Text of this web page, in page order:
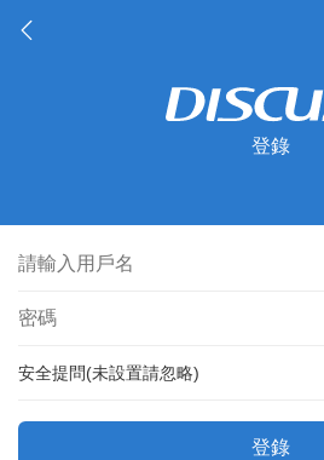
登錄
安全提問(未設置請忽略)
登錄